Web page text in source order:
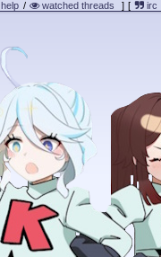
help / watched threads ] [ irc